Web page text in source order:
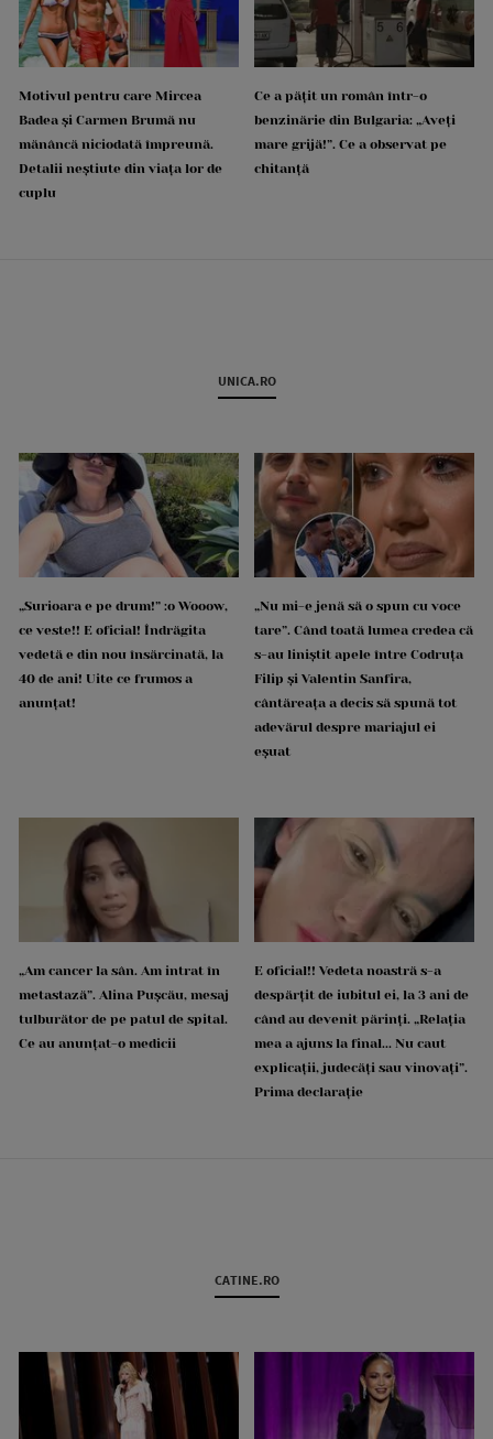
Motivul pentru care Mircea
Badea și Carmen Brumă nu
mănâncă niciodată împreună.
Detalii neștiute din viața lor de
cuplu
Ce a pățit un român într-o
benzinărie din Bulgaria: „Aveți
mare grijă!”. Ce a observat pe
chitanță
UNICA.RO
„Surioara e pe drum!” :o Wooow,
ce veste!! E oficial! Îndrăgita
vedetă e din nou însărcinată, la
40 de ani! Uite ce frumos a
anunțat!
„Nu mi-e jenă să o spun cu voce
tare”. Când toată lumea credea că
s-au liniștit apele între Codruța
Filip și Valentin Sanfira,
cântăreața a decis să spună tot
adevărul despre mariajul ei
eșuat
„Am cancer la sân. Am intrat în
metastază”. Alina Pușcău, mesaj
tulburător de pe patul de spital.
Ce au anunțat-o medicii
E oficial!! Vedeta noastră s-a
despărțit de iubitul ei, la 3 ani de
când au devenit părinți. „Relația
mea a ajuns la final... Nu caut
explicații, judecăți sau vinovați”.
Prima declarație
CATINE.RO